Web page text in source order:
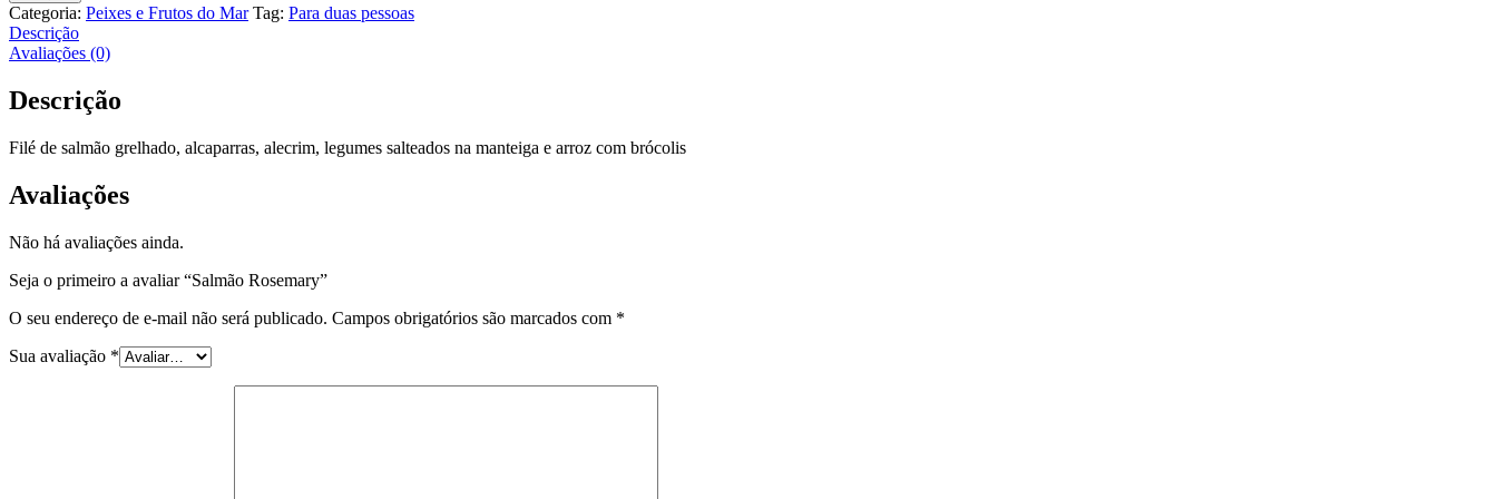
quantidade
Categoria: Peixes e Frutos do Mar Tag: Para duas pessoas
Descrição
Avaliações (0)
Descrição
Filé de salmão grelhado, alcaparras, alecrim, legumes salteados na manteiga e arroz com brócolis
Avaliações
Não há avaliações ainda.
Seja o primeiro a avaliar “Salmão Rosemary”
O seu endereço de e-mail não será publicado. Campos obrigatórios são marcados com *
Sua avaliação *